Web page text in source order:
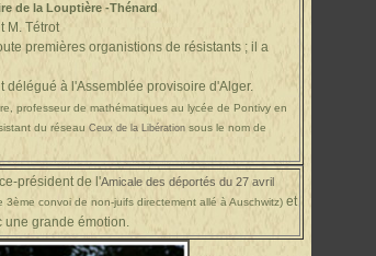
de la Louptière -Thénard
M. Tétrot
premières organistions de résistants ; il a
délégué à l'Assemblée provisoire d'Alger.
professeur de mathématiques au lycée de Pontivy en
du réseau Ceux de la Libération sous le nom de
président de l'Amicale des déportés du 27 avril
3ème convoi de non-juifs directement allé à Auschwitz) et
une grande émotion.